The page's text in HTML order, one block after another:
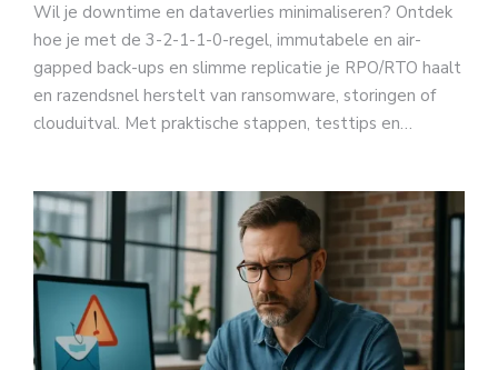
Wil je downtime en dataverlies minimaliseren? Ontdek
hoe je met de 3-2-1-1-0-regel, immutabele en air-
gapped back-ups en slimme replicatie je RPO/RTO haalt
en razendsnel herstelt van ransomware, storingen of
clouduitval. Met praktische stappen, testtips en…